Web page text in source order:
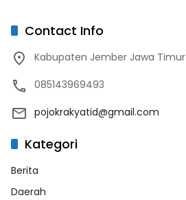
Contact Info
Kabupaten Jember Jawa Timur
085143969493
pojokrakyatid@gmail.com
Kategori
Berita
Daerah